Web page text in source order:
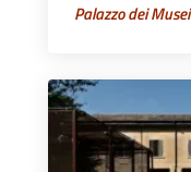
Palazzo dei Musei